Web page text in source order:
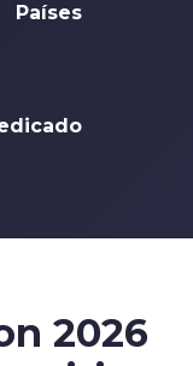
Países
2026